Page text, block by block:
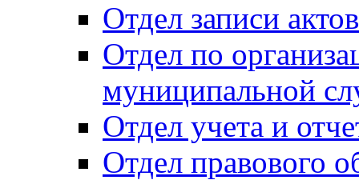
Отдел записи
Отдел по
муниципальной
Отдел учета и
Отдел правового